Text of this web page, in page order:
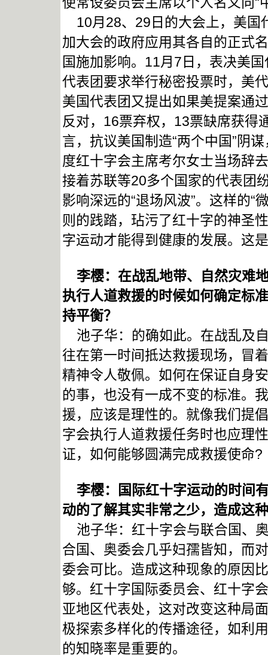
10月28、29日的大会上，美国
加大会的政府应用其各自的正式
国施加影响。11月7日，表决美
代表团要求举行秘密投票时，美
美国代表团又提出如果美提案通
反对，16票弃权，13票缺席获得
言，抗议美国制造“两个中国”阴
度红十字会主席考尔女士当场辞
接着苏联等20多个国家的代表团
影响深远的“退场风波”。这样的“
则的践踏，玷污了红十字的神圣
字运动才能得到健康的发展。这
李樱：在战乱地带、自然灾难
执行人道救援的时候如何确定标
持平衡？
池子华：的确如此。在战乱及
往在第一时间抵达救援现场，冒
精神令人敬佩。如何在保证自身
的事，也没有一成不变的标准。
援，应该是理性的。就像我们提
字会执行人道救援任务时也应理
证，如何能够圆满完成救援使命?
李樱：国际红十字运动的时间
动的了解其实非常之少，造成这
池子华：红十字会与联合国、
合国、奥委会几乎妇孺皆知，而
委会可比。造成这种现象的原因
够。红十字国际委员会、红十字
亚地区代表处，这对改变这种局
极探索多样化的传播途径，如利
的知晓率是重要的。